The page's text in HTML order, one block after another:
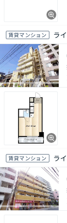
賃貸マンション ラ
賃貸マンション ラ